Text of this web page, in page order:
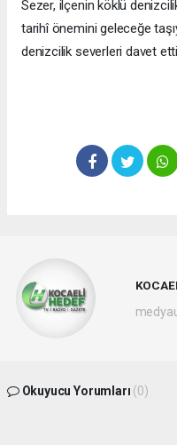
Sezer, ilçenin köklü
tarihî önemini geleceğe
denizcilik severleri davet
Okuyucu Yorumları (0)